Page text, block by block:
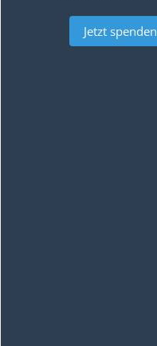
Jetzt spenden